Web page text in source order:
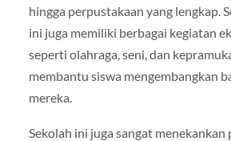
hingga perpustakaan yang lengkap.
ini juga memiliki berbagai kegiatan
seperti olahraga, seni, dan
membantu siswa mengembangkan
mereka.
Sekolah ini juga sangat menekankan